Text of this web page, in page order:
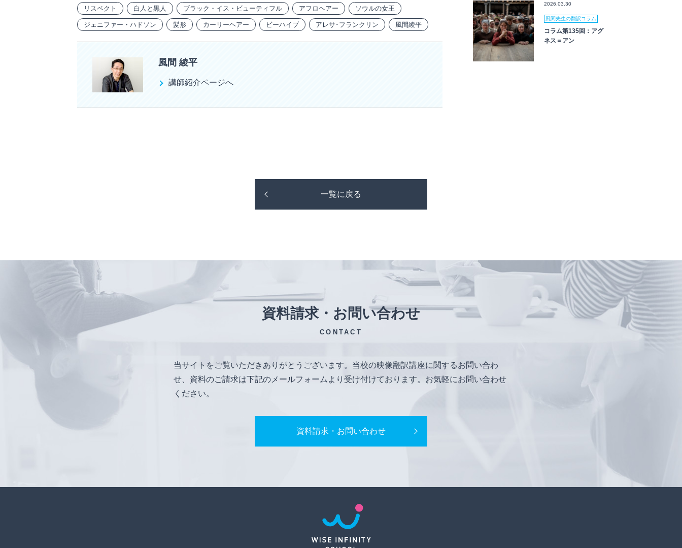
リスペクト
白人と黒人 ブラック・イス・ビューティフル アフロヘアー ソウルの女王
ジェニファー・ハドソン 髪形 カーリーヘアー ビーハイブ アレサ･フランクリン 風間綾平
風間 綾平
講師紹介ページへ
2026.03.30
風間先生の翻訳コラム
コラム第135回：アグ
ネス＝アン
一覧に戻る
資料請求・お問い合わせ
CONTACT
当サイトをご覧いただきありがとうございます。当校の映像翻訳講座に関するお問い合わ
せ、資料のご請求は下記のメールフォームより受け付けております。お気軽にお問い合わせ
ください。
資料請求・お問い合わせ